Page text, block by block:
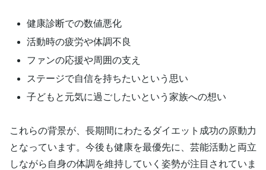
健康診断での数値悪化
活動時の疲労や体調不良
ファンの応援や周囲の支え
ステージで自信を持ちたいという思い
子どもと元気に過ごしたいという家族への想い
これらの背景が、長期間にわたるダイエット成功の原動力
となっています。今後も健康を最優先に、芸能活動と両立
しながら自身の体調を維持していく姿勢が注目されていま